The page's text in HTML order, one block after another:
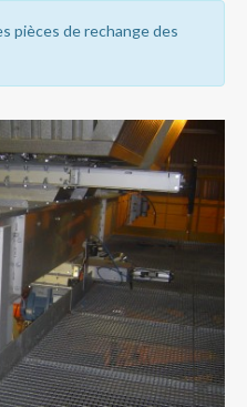
pièces de rechange des